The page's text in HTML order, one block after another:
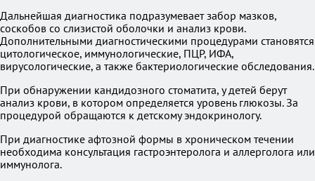
Дальнейшая диагностика подразумевает забор мазков,
соскобов со слизистой оболочки и анализ крови.
Дополнительными диагностическими процедурами становятся
цитологическое, иммунологические, ПЦР, ИФА,
вирусологические, а также бактериологические обследования.
При обнаружении кандидозного стоматита, у детей берут
анализ крови, в котором определяется уровень глюкозы. За
процедурой обращаются к детскому эндокринологу.
При диагностике афтозной формы в хроническом течении
необходима консультация гастроэнтеролога и аллерголога или
иммунолога.